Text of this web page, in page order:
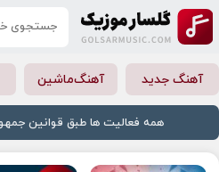
آهنگ جدید آهنگ‌ماشین
همه فعالیت ها طبق قوانین